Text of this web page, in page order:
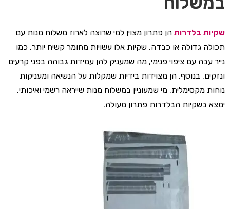
שקיות בלדרות הן פתרון מצוין למי שרוצה לארוז משלוח מנות עם
תכולה גדולה או כבדה. שקיות אלו עשויות מחומר קשיח יותר, כמו
נייר עבה עם ציפוי פנימי, מה שמעניק להן עמידות גבוהה בפני קרעים
ונזקים. בנוסף, הן מצוידות בידיות שמקלות על הנשיאה ומעניקות
נוחות מקסימלית. מי שמעוניין במשלוח מנות שייראה רשמי ואיכותי,
ימצא בשקיות הבלדרות פתרון מעולה.